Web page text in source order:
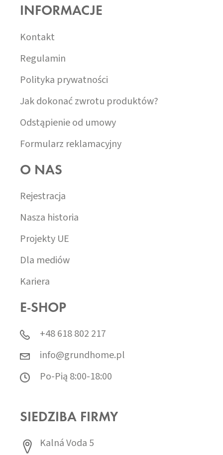
INFORMACJE
Kontakt
Regulamin
Polityka prywatności
Jak dokonać zwrotu produktów?
Odstąpienie od umowy
Formularz reklamacyjny
O NAS
Rejestracja
Nasza historia
Projekty UE
Dla mediów
Kariera
E-SHOP
+48 618 802 217
info@grundhome.pl
Po-Pią 8:00-18:00
SIEDZIBA FIRMY
Kalná Voda 5